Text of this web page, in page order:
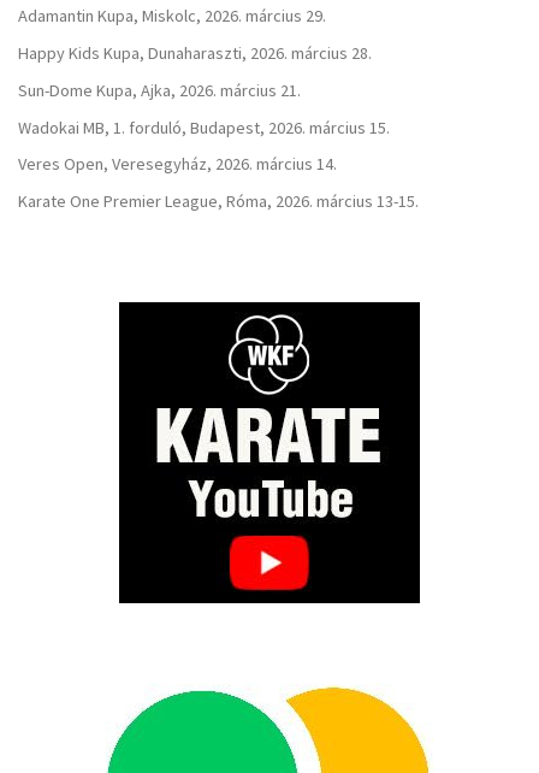
Adamantin Kupa, Miskolc, 2026. március 29.
Happy Kids Kupa, Dunaharaszti, 2026. március 28.
Sun-Dome Kupa, Ajka, 2026. március 21.
Wadokai MB, 1. forduló, Budapest, 2026. március 15.
Veres Open, Veresegyház, 2026. március 14.
Karate One Premier League, Róma, 2026. március 13-15.